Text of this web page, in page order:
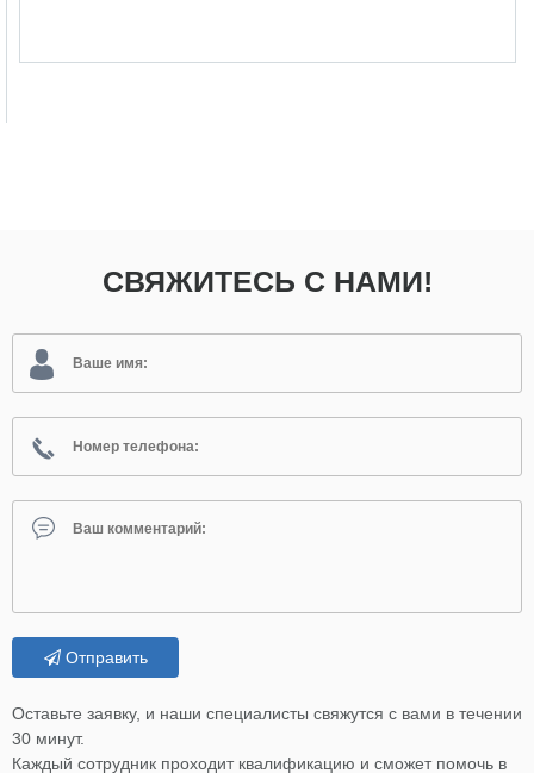
СВЯЖИТЕСЬ С НАМИ!
Отправить
Оставьте заявку, и наши специалисты свяжутся с вами в течении
30 минут.
Каждый сотрудник проходит квалификацию и сможет помочь в